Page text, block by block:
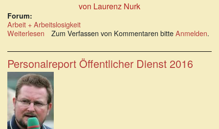
von Laurenz Nurk
Forum:
Arbeit + Arbeitslosigkeit
Weiterlesen über
Befragung:
Beschäftigte
leisten
über
1,8
Milliarden
Überstunden
Zum Verfassen von Kommentaren bitteAnmelden.
Personalreport Öffentlicher Dienst 2016